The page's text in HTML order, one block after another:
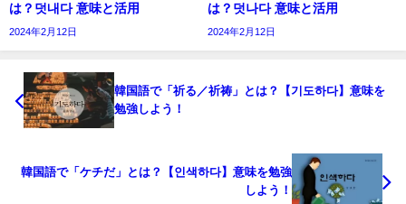
は？덧내다 意味と活用
2024年2月12日
は？덧나다 意味と活用
2024年2月12日
韓国語で「祈る／祈祷」とは？【기도하다】意味を
勉強しよう！
韓国語で「ケチだ」とは？【인색하다】意味を勉強
しよう！